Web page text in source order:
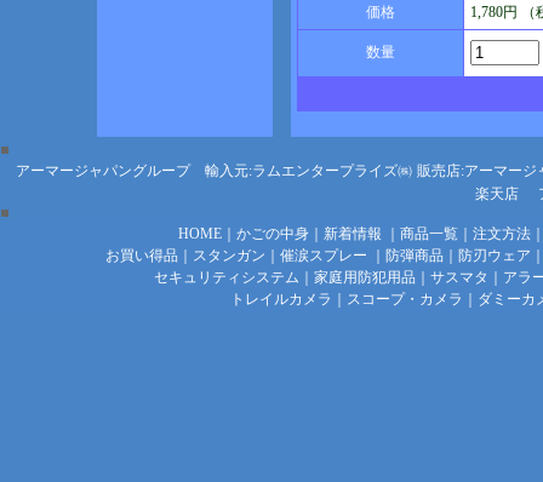
価格
1,780円 （
数量
アーマージャパングループ 輸入元:ラムエンタープライズ㈱ 販売店:アーマージ
楽天店
HOME｜ かごの中身｜ 新着情報 商品一覧｜ 注文方法
お買い得品
スタンガン 催涙スプレー 防弾商品 防刃ウェア
セキュリティシステム
家庭用防犯用品 サスマタ
アラ
トレイルカメラ
スコープ・カメラ ダミーカ